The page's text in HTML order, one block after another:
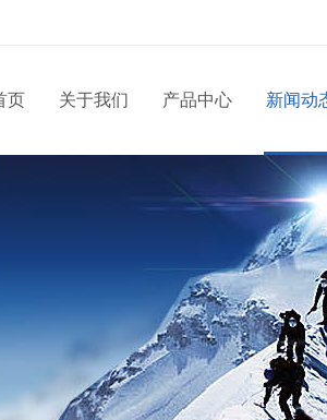
页 关于我们 产品中心 新闻动